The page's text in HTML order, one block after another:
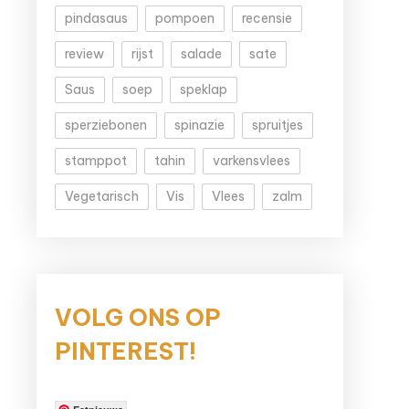
pindasaus pompoen recensie
review rijst salade sate
Saus soep speklap
sperziebonen spinazie spruitjes
stamppot tahin varkensvlees
Vegetarisch Vis Vlees zalm
VOLG ONS OP
PINTEREST!